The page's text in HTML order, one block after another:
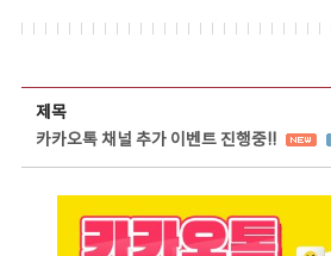
제목
카카오톡 채널 추가 이벤트 진행중!!